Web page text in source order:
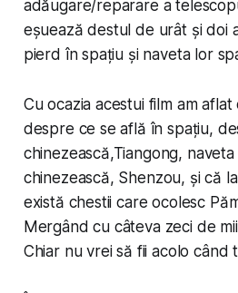
adăugare/reparare a
eșuează destul de urât și doi
pierd în spațiu și naveta lor
Cu ocazia acestui film am aflat
despre ce se află în spațiu,
chinezească,Tiangong,
chinezească, Shenzou, și că
există chestii care ocolesc
Mergând cu câteva zeci de
Chiar nu vrei să fii acolo când